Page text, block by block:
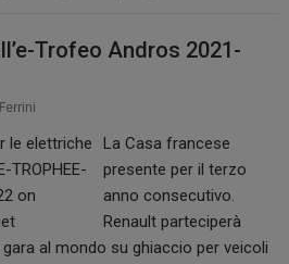
Trofeo Andros 2021-
La Casa francese
presente per il terzo
anno consecutivo.
Renault parteciperà
al mondo su ghiaccio per veicoli